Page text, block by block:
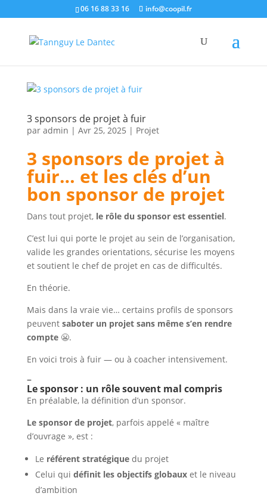
06 16 88 33 16 info@coopil.fr
3 sponsors de projet à fuir
par admin | Avr 25, 2025 | Projet
3 sponsors de projet à
fuir… et les clés d’un
bon sponsor de projet
Dans tout projet, le rôle du sponsor est essentiel.
C’est lui qui porte le projet au sein de l’organisation,
valide les grandes orientations, sécurise les moyens
et soutient le chef de projet en cas de difficultés.
En théorie.
Mais dans la vraie vie… certains profils de sponsors
peuvent saboter un projet sans même s’en rendre
compte😬.
En voici trois à fuir — ou à coacher intensivement.
–
Le sponsor : un rôle souvent mal compris
En préalable, la définition d’un sponsor.
Le sponsor de projet, parfois appelé « maître
d’ouvrage », est :
Le référent stratégiquedu projet
Celui qui définit les objectifs globauxet le niveau
d’ambition